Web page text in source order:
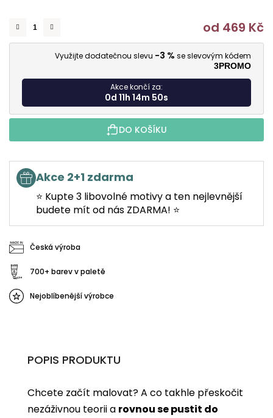
od 469 Kč
Využijte dodatečnou slevu -3 % se slevovým kódem
3PROMO
Akce končí za:
0d 11h 14m 49s
DO KOŠÍKU
Akce 2+1 zdarma
⭐ Kupte 3 libovolné motivy a ten nejlevnější
budete mít od nás ZDARMA! ⭐
Česká výroba
700+ barev v paletě
Nejoblíbenější výrobce
POPIS PRODUKTU
Chcete začít malovat? A co takhle přeskočit
nezáživnou teorii a rovnou se pustit do